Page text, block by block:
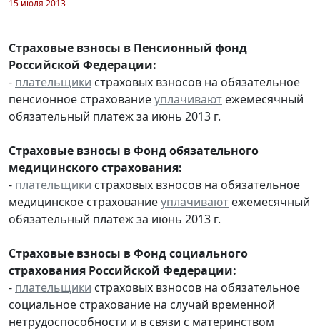
15 июля 2013
Страховые взносы в Пенсионный фонд
Российской Федерации:
- плательщики страховых взносов на обязательное
пенсионное страхованиеуплачивают ежемесячный
обязательный платеж за июнь 2013 г.
Страховые взносы в Фонд обязательного
медицинского страхования:
- плательщики страховых взносов на обязательное
медицинское страхованиеуплачивают ежемесячный
обязательный платеж за июнь 2013 г.
Страховые взносы в Фонд социального
страхования Российской Федерации:
- плательщики страховых взносов на обязательное
социальное страхование на случай временной
нетрудоспособности и в связи с материнством